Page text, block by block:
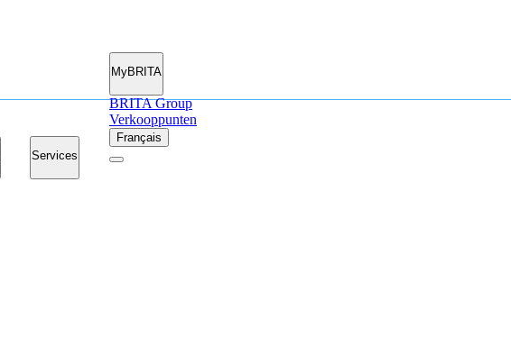
Services
MyBRITA
BRITA Group
Verkooppunten
Français